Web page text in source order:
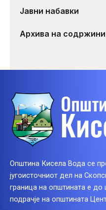
Јавни набавки
Архива на содржини
Општина Кисела Вода се
југоисточниот дел на
граница на општината е до
подрачје на општината